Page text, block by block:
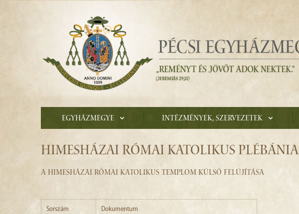
Egyházmegye Intézmények, szervezetek
HIMESHÁZAI RÓMAI KATOLIKUS PLÉBÁNIA
A HIMESHÁZAI RÓMAI KATOLIKUS TEMPLOM KÜLSŐ FELÚJÍTÁSA
Sorszám Dokumentum